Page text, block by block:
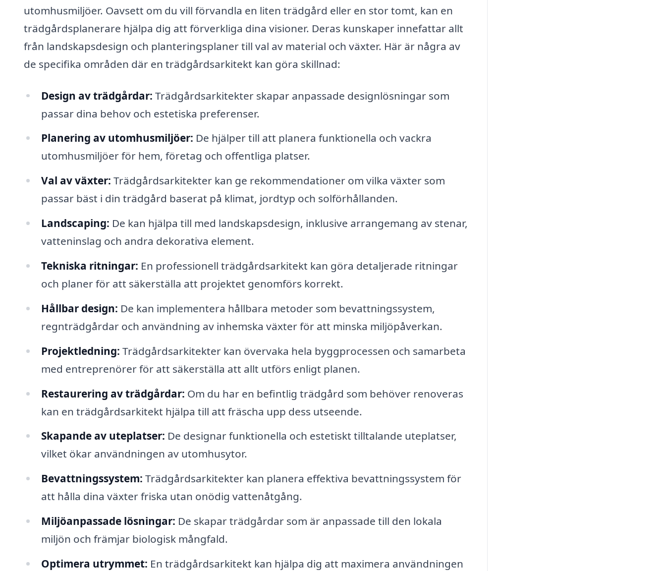
utomhusmiljöer. Oavsett om du vill förvandla en liten trädgård eller en stor tomt, kan en
trädgårdsplanerare hjälpa dig att förverkliga dina visioner. Deras kunskaper innefattar allt
från landskapsdesign och planteringsplaner till val av material och växter. Här är några av
de specifika områden där en trädgårdsarkitekt kan göra skillnad:
Design av trädgårdar: Trädgårdsarkitekter skapar anpassade designlösningar som
passar dina behov och estetiska preferenser.
Planering av utomhusmiljöer: De hjälper till att planera funktionella och vackra
utomhusmiljöer för hem, företag och offentliga platser.
Val av växter: Trädgårdsarkitekter kan ge rekommendationer om vilka växter som
passar bäst i din trädgård baserat på klimat, jordtyp och solförhållanden.
Landscaping: De kan hjälpa till med landskapsdesign, inklusive arrangemang av stenar,
vatteninslag och andra dekorativa element.
Tekniska ritningar: En professionell trädgårdsarkitekt kan göra detaljerade ritningar
och planer för att säkerställa att projektet genomförs korrekt.
Hållbar design: De kan implementera hållbara metoder som bevattningssystem,
regnträdgårdar och användning av inhemska växter för att minska miljöpåverkan.
Projektledning: Trädgårdsarkitekter kan övervaka hela byggprocessen och samarbeta
med entreprenörer för att säkerställa att allt utförs enligt planen.
Restaurering av trädgårdar: Om du har en befintlig trädgård som behöver renoveras
kan en trädgårdsarkitekt hjälpa till att fräscha upp dess utseende.
Skapande av uteplatser: De designar funktionella och estetiskt tilltalande uteplatser,
vilket ökar användningen av utomhusytor.
Bevattningssystem: Trädgårdsarkitekter kan planera effektiva bevattningssystem för
att hålla dina växter friska utan onödig vattenåtgång.
Miljöanpassade lösningar: De skapar trädgårdar som är anpassade till den lokala
miljön och främjar biologisk mångfald.
Optimera utrymmet: En trädgårdsarkitekt kan hjälpa dig att maximera användningen